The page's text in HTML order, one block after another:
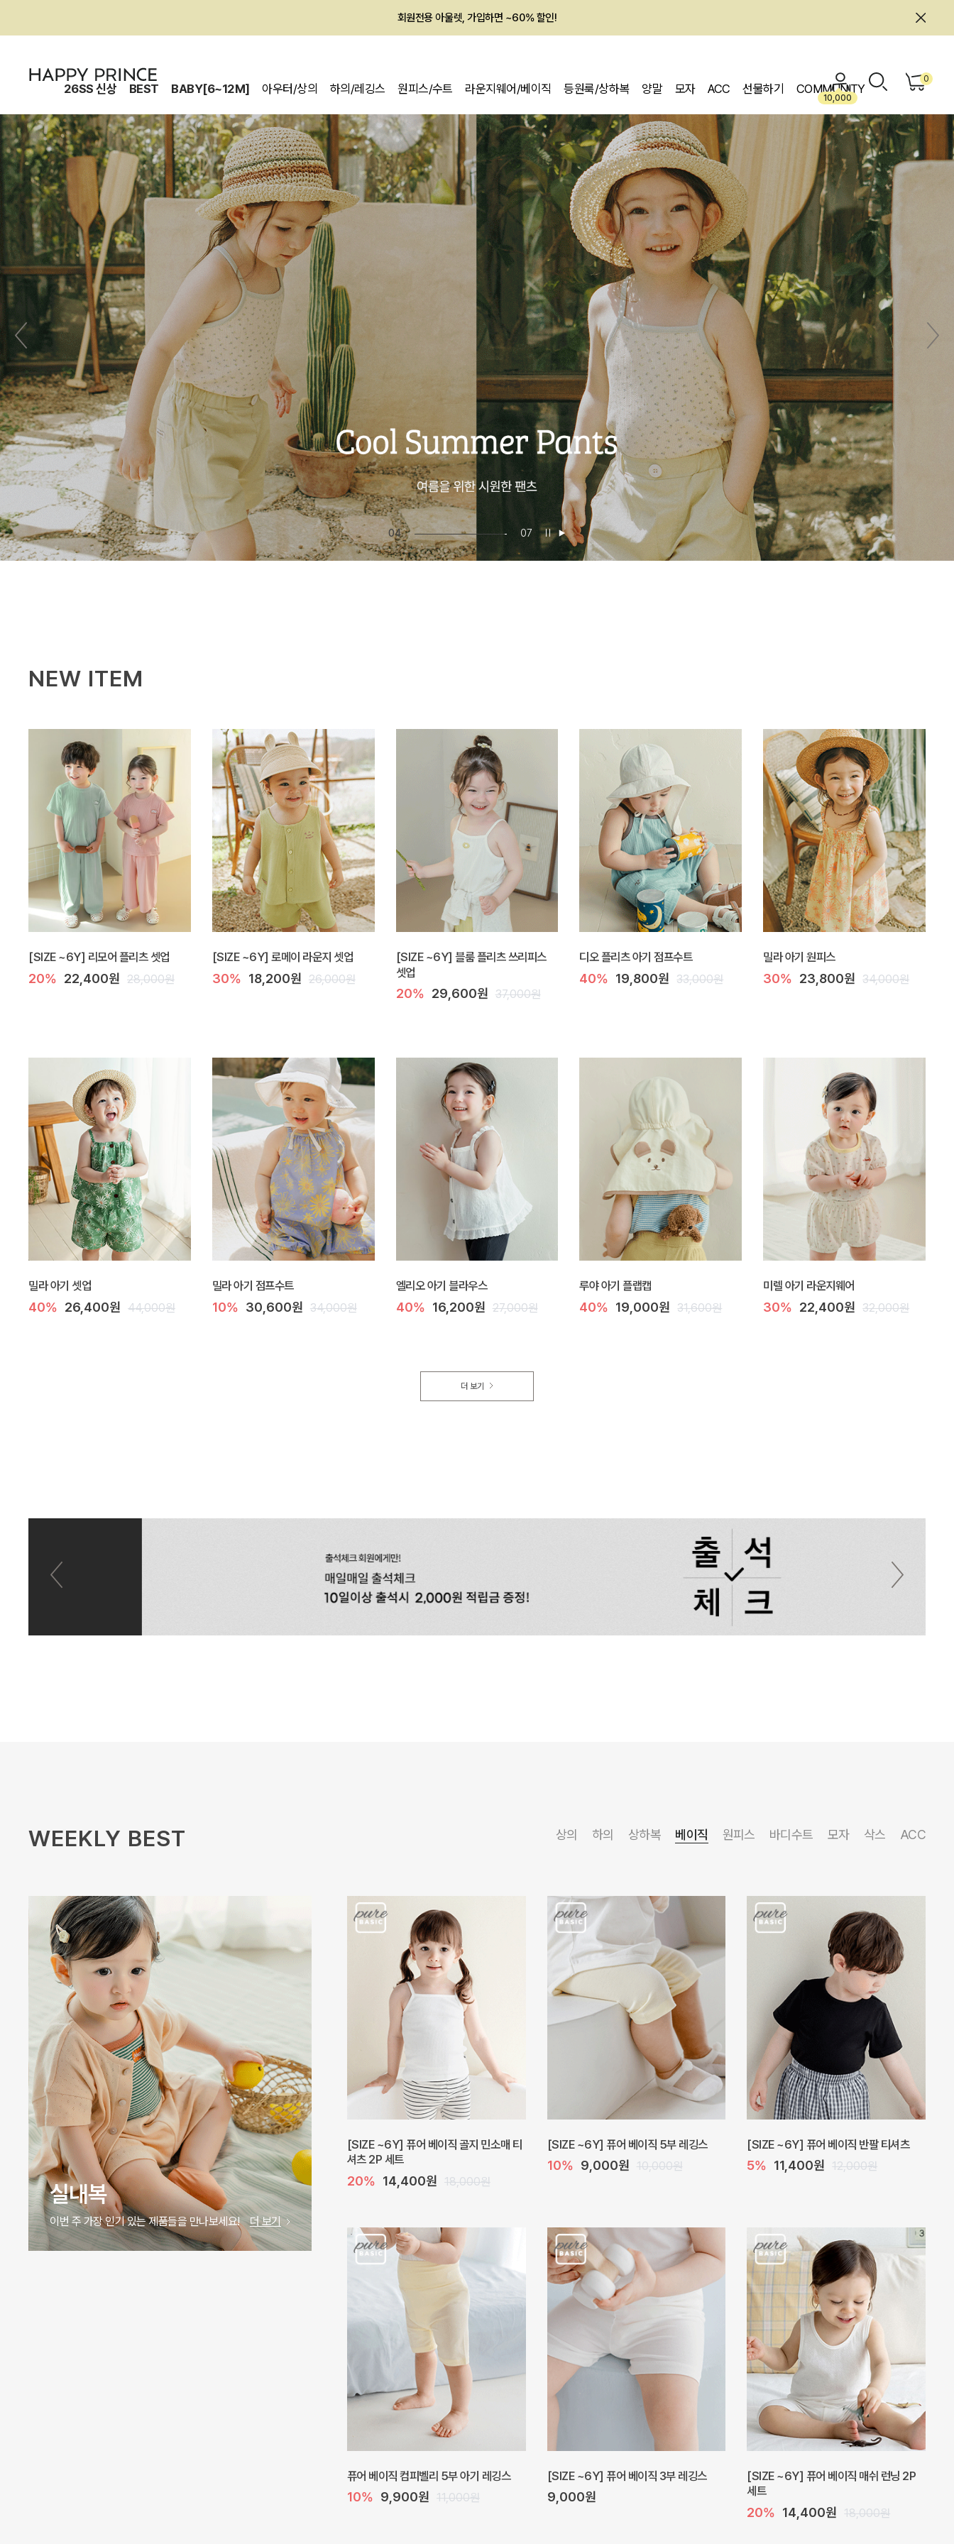
회원전용 아울렛, 가입하면 ~60% 할인!
26SS 신상 BEST BABY[6~12M] 아우터/상의 하의/레깅스 원피스/수트 라운지웨어/베이직 등원룩/상하복 양말 모자 ACC 선물하기 COMMUNITY
10,000
0
05 07
NEW ITEM
[SIZE ~6Y] 리모어 플리츠 셋업
20% 22,400원 28,000원
[SIZE ~6Y] 로메이 라운지 셋업
30% 18,200원 26,000원
[SIZE ~6Y] 블룸 플리츠 쓰리피스
셋업
20% 29,600원 37,000원
디오 플리츠 아기 점프수트
40% 19,800원 33,000원
밀라 아기 원피스
30% 23,800원 34,000원
밀라 아기 셋업
40% 26,400원 44,000원
밀라 아기 점프수트
10% 30,600원 34,000원
엘리오 아기 블라우스
40% 16,200원 27,000원
루야 아기 플랩캡
40% 19,000원 31,600원
미렐 아기 라운지웨어
30% 22,400원 32,000원
더 보기
WEEKLY BEST 상의 하의 상하복 베이직 원피스 바디수트 모자 삭스 ACC
실내복
이번 주 가장 인기 있는 제품들을 만나보세요! 더 보기
[SIZE ~6Y] 퓨어 베이직 골지 민소매 티
셔츠 2P 세트
20% 14,400원 18,000원
[SIZE ~6Y] 퓨어 베이직 5부 레깅스
10% 9,000원 10,000원
[SIZE ~6Y] 퓨어 베이직 반팔 티셔츠
5% 11,400원 12,000원
퓨어 베이직 컴피벨리 5부 아기 레깅스
10% 9,900원 11,000원
[SIZE ~6Y] 퓨어 베이직 3부 레깅스
9,000원
[SIZE ~6Y] 퓨어 베이직 매쉬 런닝 2P
세트
20% 14,400원 18,000원